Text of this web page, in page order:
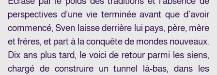
perspectives d’une vie terminée avant que d’avoir
commencé, Sven laisse derrière lui pays, père, mère
et frères, et part à la conquête de mondes nouveaux.
Dix ans plus tard, le voici de retour parmi les siens,
chargé de construire un tunnel là-bas, dans les